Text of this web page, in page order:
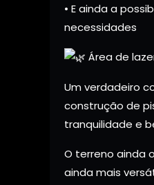
• E ainda a
necessidades
Área de
Um verdadeiro
construção de
tranquilidade e
O terreno ainda
ainda mais